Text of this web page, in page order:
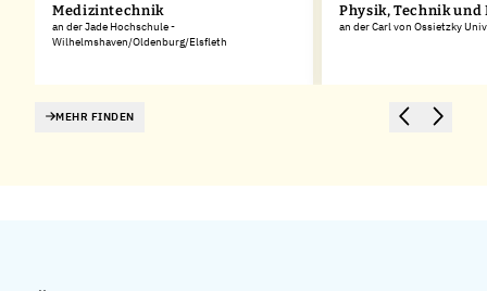
Medizintechnik
an der Jade Hochschule -
Wilhelmshaven/Oldenburg/Elsfleth
Physik, Technik und
an der Carl von Ossietzky
MEHR FINDEN